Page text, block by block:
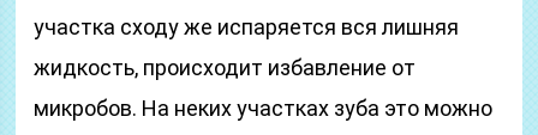
участка сходу же испаряется вся лишняя
жидкость, происходит избавление от
микробов. На неких участках зуба это можно